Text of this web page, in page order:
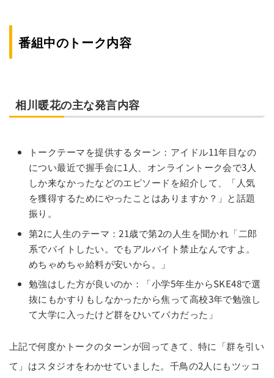
番組中のトーク内容
相川暖花の主な発言内容
トークテーマを提供するターン：アイドル11年目なの
につい最近で握手会に1人、オンライントーク会で3人
しか来なかったなどのエピソードを紹介して、「人気
を獲得するためにやったことはありますか？」と話題
振り。
第2に人生のテーマ：21歳で第2の人生を聞かれ「二郎
系でバイトしたい。でもアルバイト禁止なんですよ。
めちゃめちゃ給料が安いから。」
勉強はした方が良いのか：「小学5年生からSKE48で選
抜にもかすりもしなかったから焦って高校3年で勉強し
て大学に入ったけど群をひいてバカだった」
上記で何度かトークのターンが回ってきて、特に「群を引い
て」はスタジオをわかせていました。千鳥の2人にもツッコ